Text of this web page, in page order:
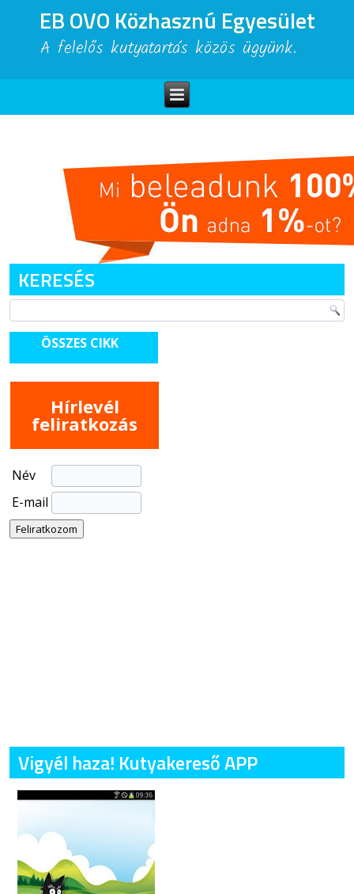
EB OVO Közhasznú Egyesület
A felelős kutyatartás közös ügyünk.
KERESÉS
ÖSSZES CIKK
Hírlevél
feliratkozás
Név
E-mail
Vigyél haza! Kutyakereső APP